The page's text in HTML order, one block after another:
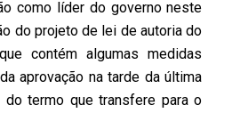
como líder do governo neste
do projeto de lei de autoria do
contém algumas medidas
aprovação na tarde da última
termo que transfere para o